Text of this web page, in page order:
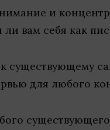
и
вам себя как
существующему
для любого